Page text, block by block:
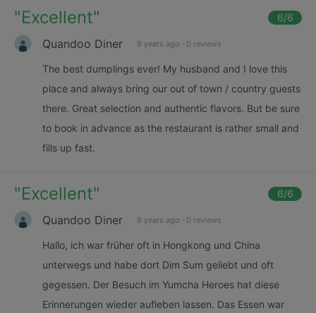
"Excellent" 6/6
Quandoo Diner 9 years ago · 0 reviews
The best dumplings ever! My husband and I love this
place and always bring our out of town / country guests
there. Great selection and authentic flavors. But be sure
to book in advance as the restaurant is rather small and
fills up fast.
"Excellent" 6/6
Quandoo Diner 9 years ago · 0 reviews
Hallo, ich war früher oft in Hongkong und China
unterwegs und habe dort Dim Sum geliebt und oft
gegessen. Der Besuch im Yumcha Heroes hat diese
Erinnerungen wieder aufleben lassen. Das Essen war